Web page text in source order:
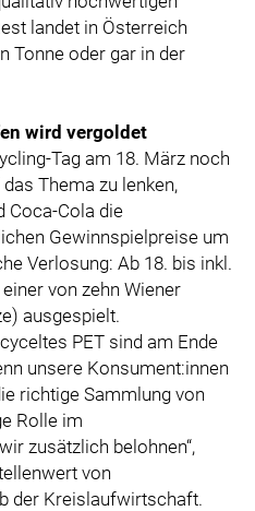
landet in Österreich
Tonne oder gar in der
wird vergoldet
Tag am 18. März noch
Thema zu lenken,
Coca-Cola die
Gewinnspielpreise um
Verlosung: Ab 18. bis inkl.
von zehn Wiener
ausgespielt.
PET sind am Ende
unsere Konsument:innen
richtige Sammlung von
Rolle im
zusätzlich belohnen“,
von
der Kreislaufwirtschaft.